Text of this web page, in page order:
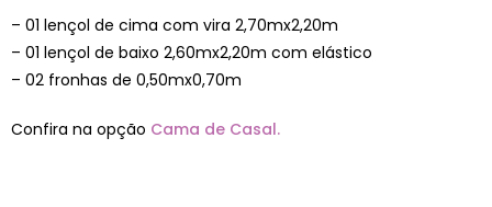
– 01 lençol de cima com vira 2,70mx2,20m
– 01 lençol de baixo 2,60mx2,20m com elástico
– 02 fronhas de 0,50mx0,70m
Confira na opção Cama de Casal.